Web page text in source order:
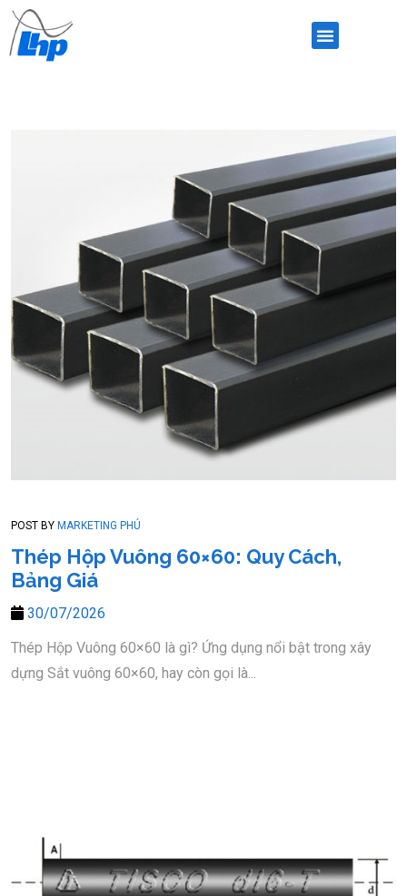
POST BY MARKETING PHÚ
Thép Hộp Vuông 60×60: Quy Cách,
Bảng Giá
30/07/2026
Thép Hộp Vuông 60×60 là gì? Ứng dụng nổi bật trong xây
dựng Sắt vuông 60×60, hay còn gọi là...